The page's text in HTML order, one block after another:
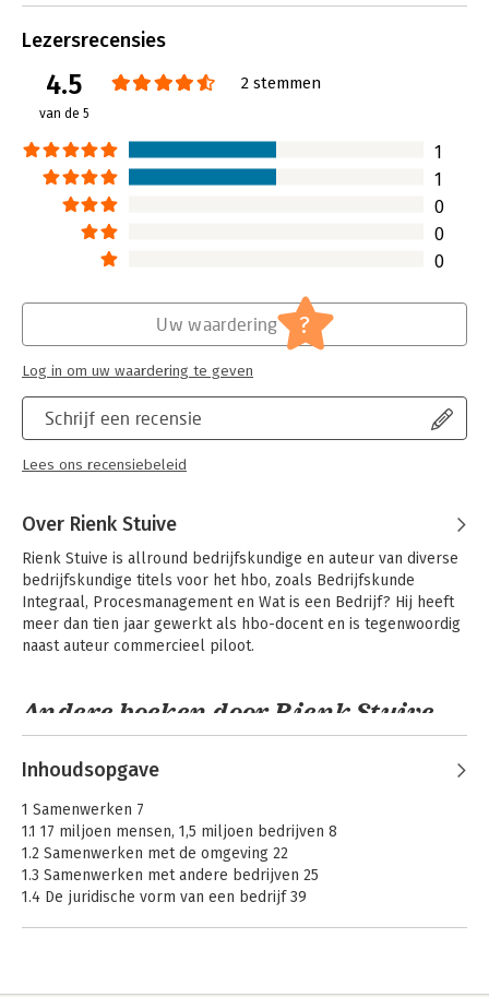
kiezen dat zo’n kader wel biedt. Dat
de praktische bruikbaarheid van het
geleerde. Met Wat is een bedrijf? wil
voorzien. Het boek wordt uitgegeven
volgens het beproefde Noordhoff-
concept. Er is dus ook een
ondersteunende website
beschikbaar.
Lees verder
Lezersrecensies
4.5
van de 5
2 stemmen
1
1
0
0
0
Schrijf een recensie
Lees ons recensiebeleid
Uw waardering ?
Log in om uw waardering te geven
Over Rienk Stuive
Rienk Stuive is allround bedrijfskundige en auteur van diverse
bedrijfskundige titels voor het hbo, zoals Bedrijfskunde
Integraal, Procesmanagement en Wat is een Bedrijf? Hij heeft
meer dan tien jaar gewerkt als hbo-docent en is tegenwoordig
naast auteur commercieel piloot.
Andere boeken door Rienk Stuive
Inhoudsopgave
1 Samenwerken 7
1.1 17 miljoen mensen, 1,5 miljoen bedrijven 8
1.2 Samenwerken met de omgeving 22
1.3 Samenwerken met andere bedrijven 25
1.4 De juridische vorm van een bedrijf 39